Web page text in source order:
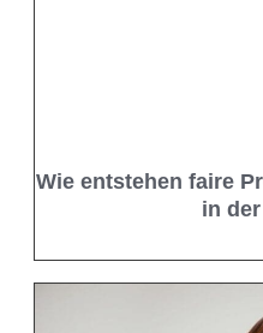
Wie entstehen faire
in